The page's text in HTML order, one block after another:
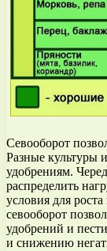
Севооборот
Разные культуры
удобрениям.
распределить
условия для
севооборот
удобрений и
и снижению